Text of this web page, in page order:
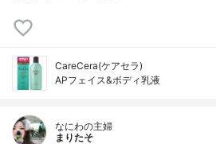
CareCera(ケアセラ)
APフェイス&ボディ乳液
なにわの主婦
まりたそ